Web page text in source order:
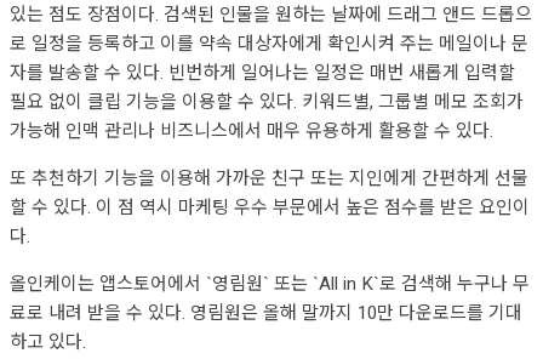
있는 점도 장점이다. 검색된 인물을 원하는 날짜에 드래그 앤드 드롭으
로 일정을 등록하고 이를 약속 대상자에게 확인시켜 주는 메일이나 문
자를 발송할 수 있다. 빈번하게 일어나는 일정은 매번 새롭게 입력할
필요 없이 클립 기능을 이용할 수 있다. 키워드별, 그룹별 메모 조회가
가능해 인맥 관리나 비즈니스에서 매우 유용하게 활용할 수 있다.
또 추천하기 기능을 이용해 가까운 친구 또는 지인에게 간편하게 선물
할 수 있다. 이 점 역시 마케팅 우수 부문에서 높은 점수를 받은 요인이
다.
올인케이는 앱스토어에서 `영림원` 또는 `All in K`로 검색해 누구나 무
료로 내려 받을 수 있다. 영림원은 올해 말까지 10만 다운로드를 기대
하고 있다.